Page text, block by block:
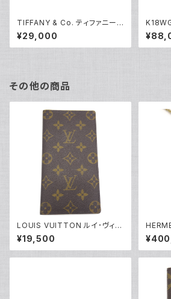
TIFFANY & Co. ティファニー
エレサペレッティ オープンハー
ト 1Pダイヤ ペンダント ネックレ
ス シルバー925 アズキチェーン
¥29,000
ン フラ
ネック
ド ベ
その他の商品
LOUIS VUITTON ルイ･ヴィト
ン モノグラム ポルト バルール カ
ルト クレディ M61823 Y0517
0
¥19,500
クスリ
ネック